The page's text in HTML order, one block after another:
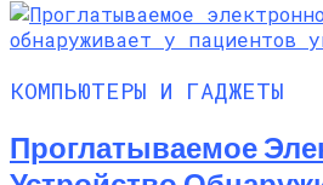
КОМПЬЮТЕРЫ И ГАДЖЕТЫ
Проглатываемое